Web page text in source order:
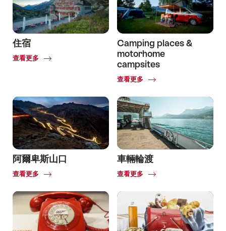
住宿
查看更多 Common.Of
Camping places &
motorhome
campsites
查看更多 Common.Of
阿爾卑斯山口
查看更多 Common.Of
車輛輪渡
查看更多 Common.Of